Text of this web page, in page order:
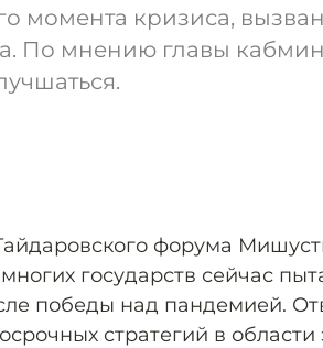
момента кризиса,
По мнению главы
форума
государств сейчас
победы над пандемией.
стратегий в